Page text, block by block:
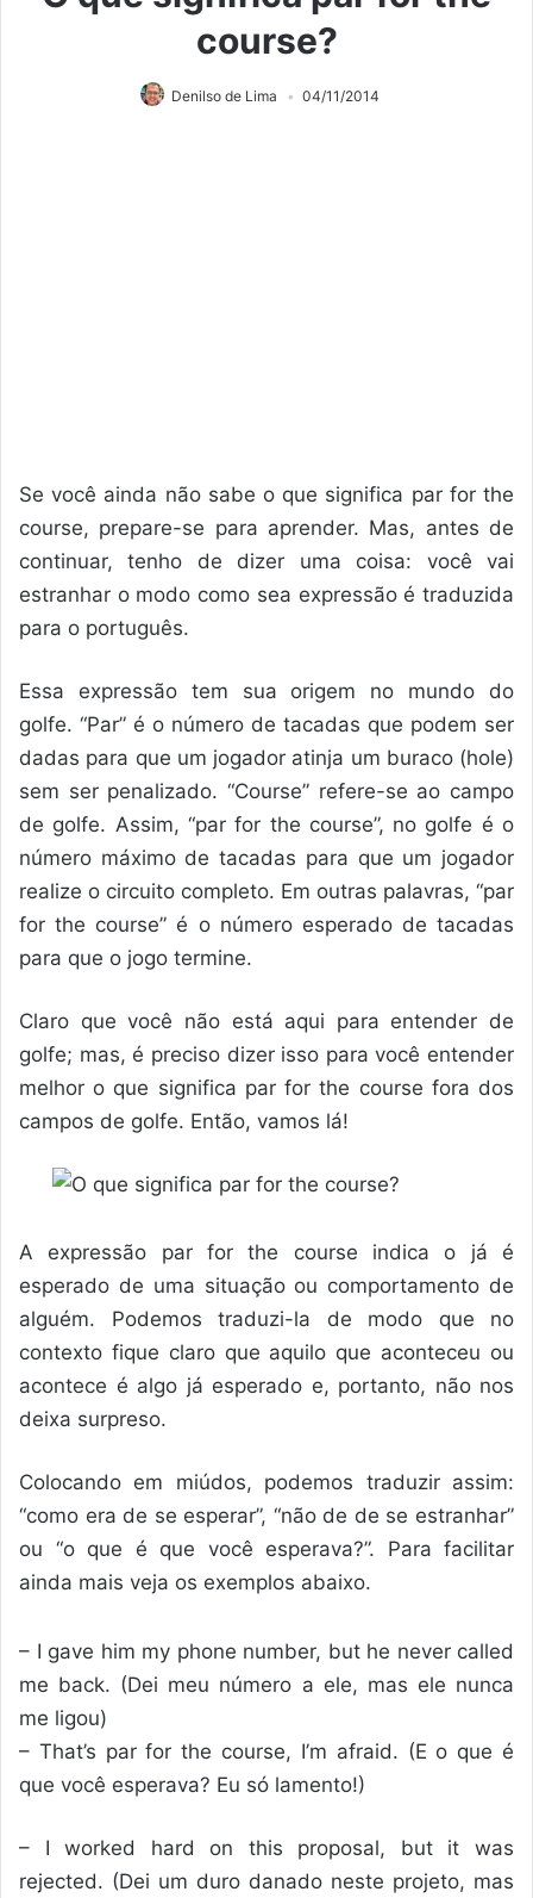
course?
Denilso de Lima 04/11/2014
Se você ainda não sabe o que significa par for the
course, prepare-se para aprender. Mas, antes de
continuar, tenho de dizer uma coisa: você vai
estranhar o modo como sea expressão é traduzida
para o português.
Essa expressão tem sua origem no mundo do
golfe. “Par” é o número de tacadas que podem ser
dadas para que um jogador atinja um buraco (hole)
sem ser penalizado. “Course” refere-se ao campo
de golfe. Assim, “par for the course”, no golfe é o
número máximo de tacadas para que um jogador
realize o circuito completo. Em outras palavras, “par
for the course” é o número esperado de tacadas
para que o jogo termine.
Claro que você não está aqui para entender de
golfe; mas, é preciso dizer isso para você entender
melhor o que significa par for the course fora dos
campos de golfe. Então, vamos lá!
A expressão par for the course indica o já é
esperado de uma situação ou comportamento de
alguém. Podemos traduzi-la de modo que no
contexto fique claro que aquilo que aconteceu ou
acontece é algo já esperado e, portanto, não nos
deixa surpreso.
Colocando em miúdos, podemos traduzir assim:
“como era de se esperar”, “não de de se estranhar”
ou “o que é que você esperava?”. Para facilitar
ainda mais veja os exemplos abaixo.
– I gave him my phone number, but he never called
me back. (Dei meu número a ele, mas ele nunca
me ligou)
– That’s par for the course, I’m afraid. (E o que é
que você esperava? Eu só lamento!)
– I worked hard on this proposal, but it was
rejected. (Dei um duro danado neste projeto, mas